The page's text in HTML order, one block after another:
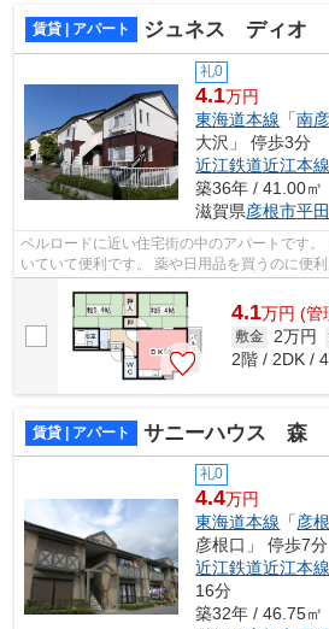
賃貸 | アパート ジュネス ディオ
礼0
4.1万円
東海道本線 「南
大沢」 停歩3分
近江鉄道近江本線
築36年 / 41.00㎡
滋賀県彦根市平
ベルロードに近い住宅街の中のアパートです
いていて便利です。 薬や日用品を買うのに便
スモス ベルロード店まで、314mです...
4.1万円 (管
敷金 2万円
2階 / 2DK /
賃貸 | アパート サニーハウス 森
礼0
4.4万円
東海道本線 「彦根
彦根口」 停歩7分
近江鉄道近江本線
16分
築32年 / 46.75㎡